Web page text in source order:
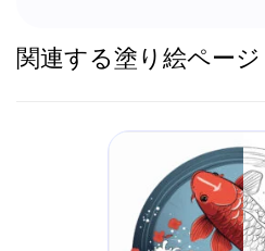
関連する塗り絵ページ